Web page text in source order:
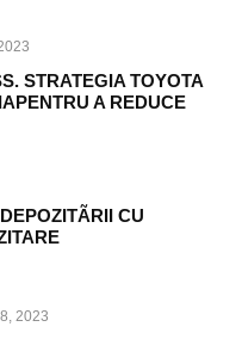
STRATEGIA TOYOTA
A REDUCE
CU
2023